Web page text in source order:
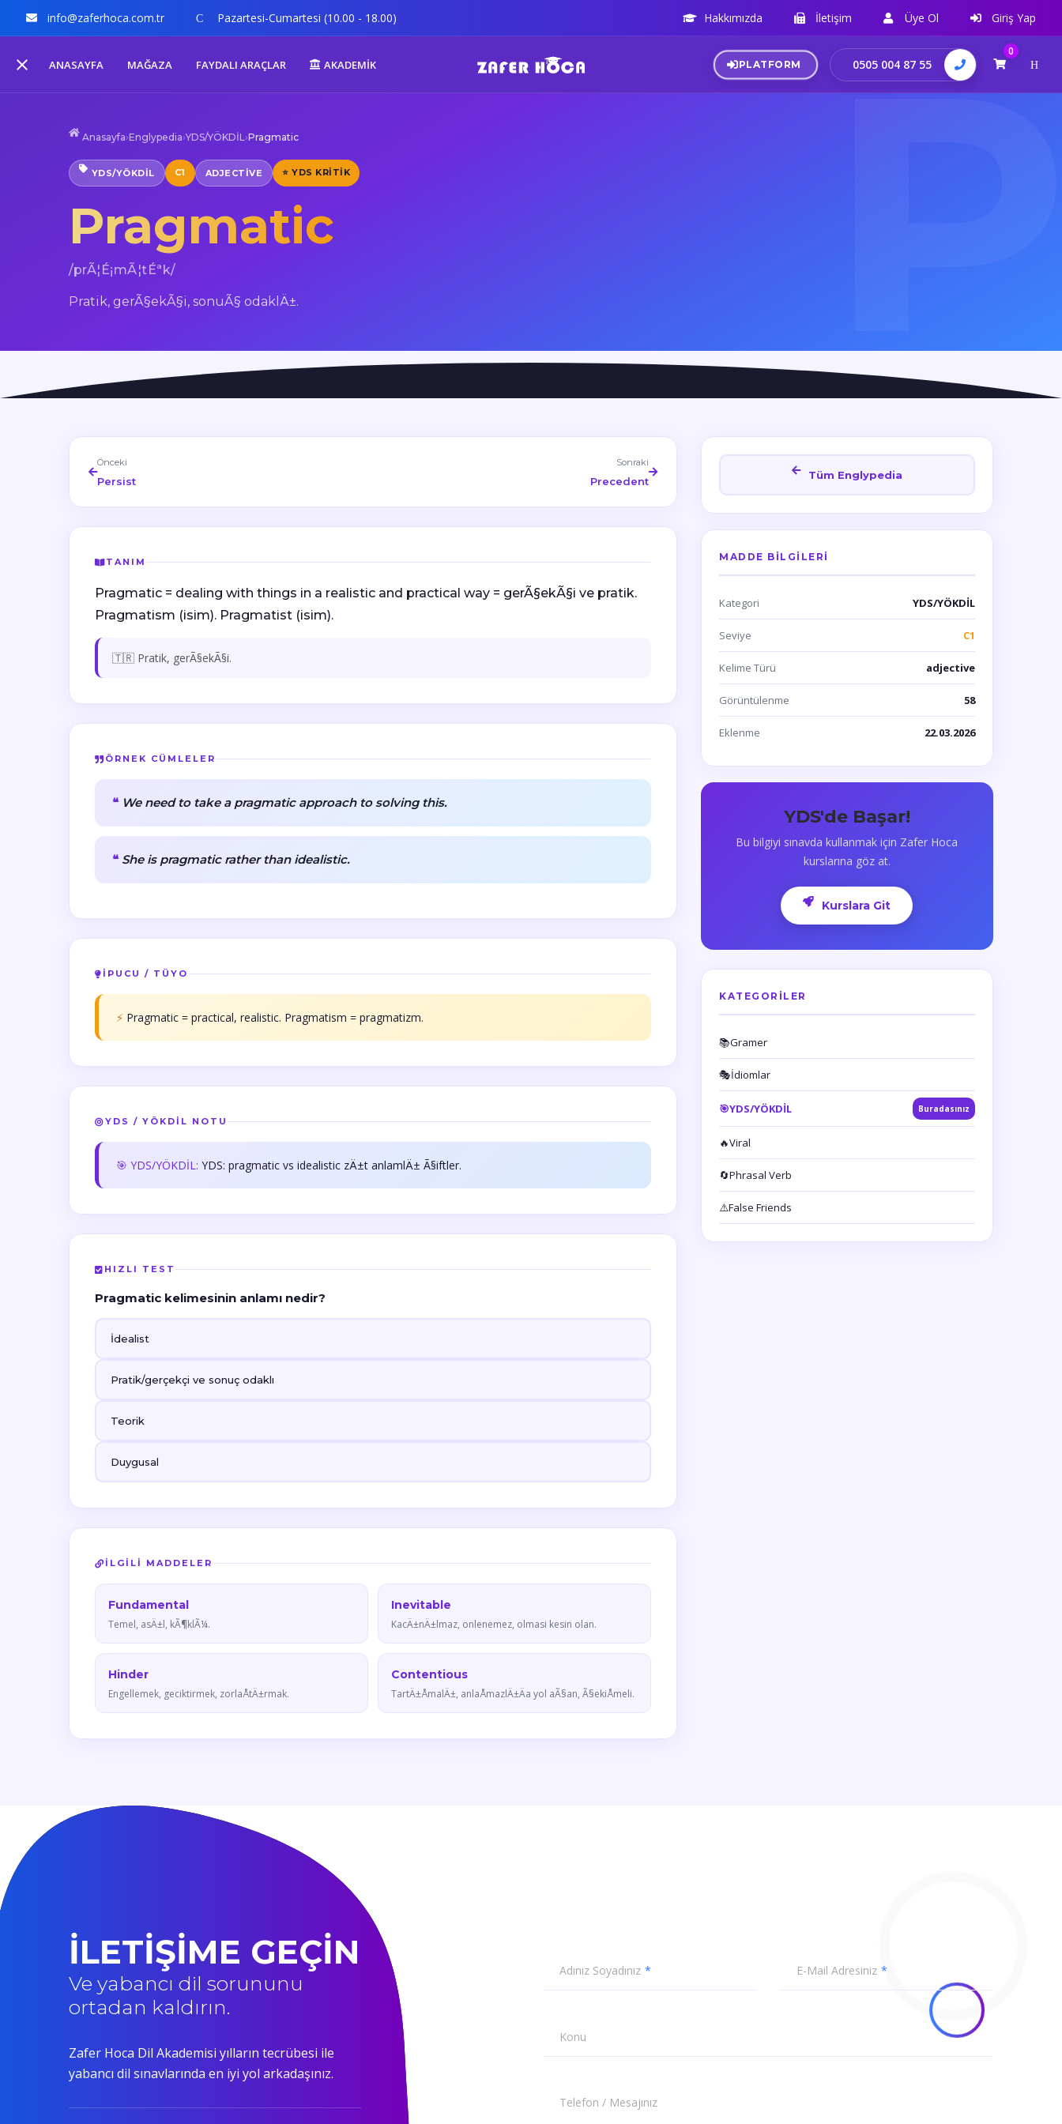
info@zaferhoca.com.tr Pazartesi-Cumartesi (10.00 - 18.00) Hakkımızda İletişim Üye Ol Giriş Yap
ANASAYFA MAĞAZA FAYDALI ARAÇLAR AKADEMİK PLATFORM 0505 004 87 55
0
Anasayfa›Englypedia›YDS/YÖKDİL›Pragmatic
YDS/YÖKDİL C1 ADJECTIVE ⭐ YDS KRITIK
Pragmatic
/prÃ¦É¡mÃ¦tÉªk/
Pratik, gerÃ§ekÃ§i, sonuÃ§ odaklÄ±.
Önceki
Persist
Sonraki
Precedent
TANIM
Pragmatic = dealing with things in a realistic and practical way = gerÃ§ekÃ§i ve pratik.
Pragmatism (isim). Pragmatist (isim).
🇹🇷 Pratik, gerÃ§ekÃ§i.
ÖRNEK CÜMLELER
We need to take a pragmatic approach to solving this.
She is pragmatic rather than idealistic.
İPUCU / TÜYO
⚡ Pragmatic = practical, realistic. Pragmatism = pragmatizm.
YDS / YÖKDİL NOTU
🎯 YDS/YÖKDİL: YDS: pragmatic vs idealistic zÄ±t anlamlÄ± Ã§iftler.
HIZLI TEST
Pragmatic kelimesinin anlamı nedir?
İdealist
Pratik/gerçekçi ve sonuç odaklı
Teorik
Duygusal
İLGILI MADDELER
Fundamental
Temel, asÄ±l, kÃ¶klÃ¼.
Inevitable
KacÄ±nÄ±lmaz, onlenemez, olmasi kesin olan.
Hinder
Engellemek, geciktirmek, zorlaÅtÄ±rmak.
Contentious
TartÄ±ÅmalÄ±, anlaÅmazlÄ±Äa yol aÃ§an, Ã§ekiÅmeli.
Tüm Englypedia
MADDE BILGILERI
Kategori YDS/YÖKDİL
Seviye C1
Kelime Türü adjective
Görüntülenme 58
Eklenme 22.03.2026
YDS'de Başar!
Bu bilgiyi sınavda kullanmak için Zafer Hoca
kurslarına göz at.
Kurslara Git
KATEGORILER
📚Gramer
🎭İdiomlar
🎯YDS/YÖKDİL Buradasınız
🔥Viral
🔄Phrasal Verb
⚠️False Friends
İLETİŞİME GEÇİN
Ve yabancı dil sorununu
ortadan kaldırın.
Zafer Hoca Dil Akademisi yılların tecrübesi ile
yabancı dil sınavlarında en iyi yol arkadaşınız.
Adınız Soyadınız E-Mail Adresiniz
Konu
Telefon / Mesajınız